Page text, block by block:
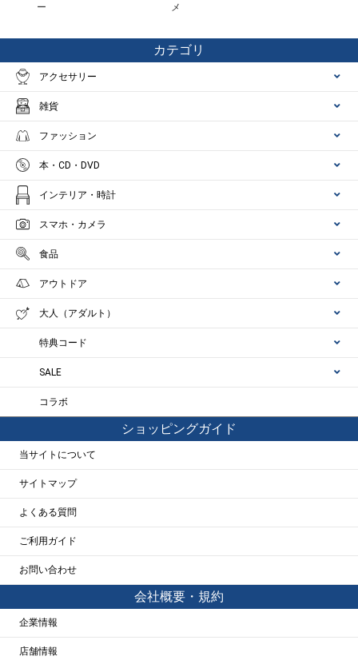
ー
メ
カテゴリ
アクセサリー
雑貨
ファッション
本・CD・DVD
インテリア・時計
スマホ・カメラ
食品
アウトドア
大人（アダルト）
特典コード
SALE
コラボ
ショッピングガイド
当サイトについて
サイトマップ
よくある質問
ご利用ガイド
お問い合わせ
会社概要・規約
企業情報
店舗情報